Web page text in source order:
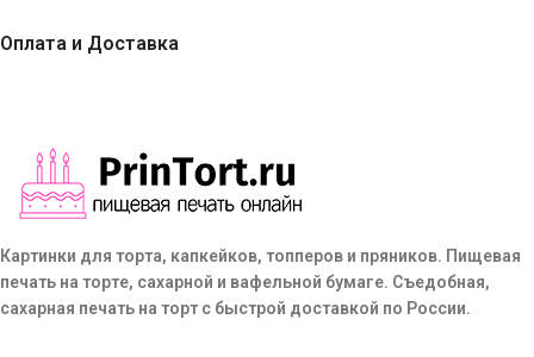
Оплата и Доставка
Картинки для торта, капкейков, топперов и пряников. Пищевая
печать на торте, сахарной и вафельной бумаге. Съедобная,
сахарная печать на торт с быстрой доставкой по России.